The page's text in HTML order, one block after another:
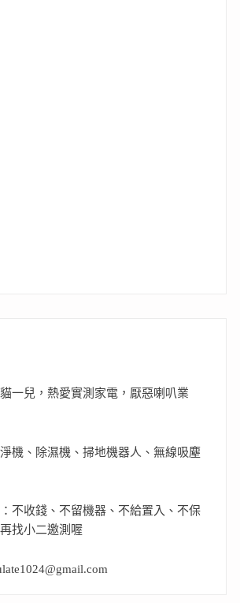
一兒，熱愛實測家電，厭惡喇叭業
機、除濕機、掃地機器人、無線吸塵
不收錢、不留機器、不給置入、不保
找小二邀測喔